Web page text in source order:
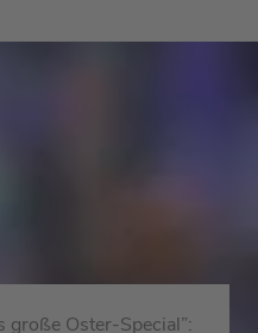
große Oster-Special”: